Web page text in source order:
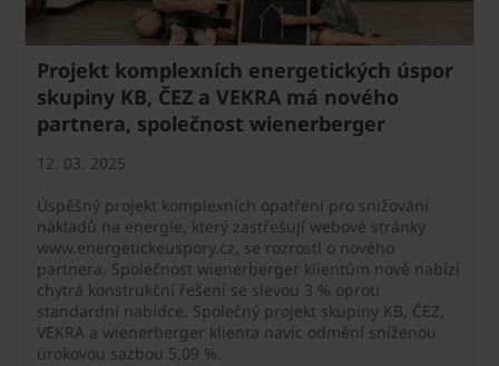
Projekt komplexních energetických úspor
skupiny KB, ČEZ a VEKRA má nového
partnera, společnost wienerberger
12. 03. 2025
Úspěšný projekt komplexních opatření pro snižování
nákladů na energie, který zastřešují webové stránky
www.energetickeuspory.cz, se rozrostl o nového
partnera. Společnost wienerberger klientům nově nabízí
chytrá konstrukční řešení se slevou 3 % oproti
standardní nabídce. Společný projekt skupiny KB, ČEZ,
VEKRA a wienerberger klienta navíc odmění sníženou
úrokovou sazbou 5,09 %.